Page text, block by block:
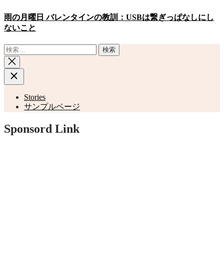
ー
ョ
ン
雨の月曜日 バレンタインの教訓：USBは繋ぎっぱなしにし
ないこと
検
索:
Stories
サンプルページ
Sponsord Link